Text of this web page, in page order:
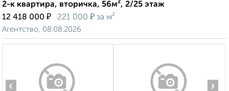
2-к квартира, вторичка, 56м², 2/25 этаж
12 418 000 ₽ 221 000 ₽ за м²
Агентство, 08.08.2026
‹ ›